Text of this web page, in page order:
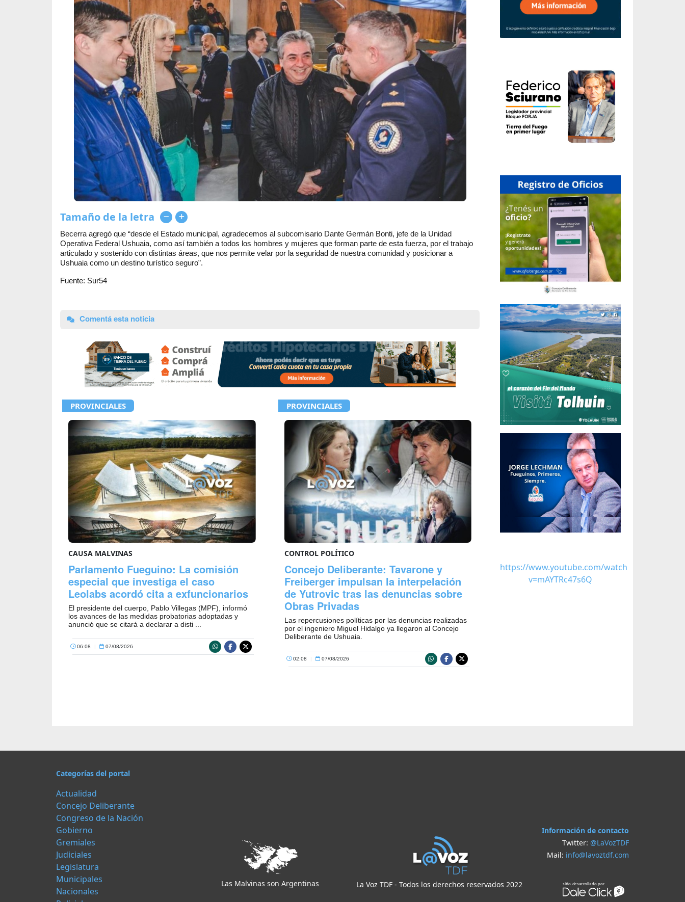
Tamaño de la letra
Becerra agregó que “desde el Estado municipal, agradecemos al subcomisario Dante Germán Bonti, jefe de la Unidad
Operativa Federal Ushuaia, como así también a todos los hombres y mujeres que forman parte de esta fuerza, por el trabajo
articulado y sostenido con distintas áreas, que nos permite velar por la seguridad de nuestra comunidad y posicionar a
Ushuaia como un destino turístico seguro”.
Fuente: Sur54
Comentá esta noticia
PROVINCIALES
CAUSA MALVINAS
Parlamento Fueguino: La comisión
especial que investiga el caso
Leolabs acordó cita a exfuncionarios
El presidente del cuerpo, Pablo Villegas (MPF), informó
los avances de las medidas probatorias adoptadas y
anunció que se citará a declarar a disti ...
06:08 | 07/08/2026
PROVINCIALES
CONTROL POLÍTICO
Concejo Deliberante: Tavarone y
Freiberger impulsan la interpelación
de Yutrovic tras las denuncias sobre
Obras Privadas
Las repercusiones políticas por las denuncias realizadas
por el ingeniero Miguel Hidalgo ya llegaron al Concejo
Deliberante de Ushuaia.
02:08 | 07/08/2026
https://www.youtube.com/watch?
v=mAYTRc47s6Q
Categorías del portal
Actualidad
Concejo Deliberante
Congreso de la Nación
Gobierno
Gremiales
Judiciales
Legislatura
Municipales
Nacionales
Las Malvinas son Argentinas La Voz TDF - Todos los derechos reservados 2022
Información de contacto
Twitter: @LaVozTDF
Mail: info@lavoztdf.com